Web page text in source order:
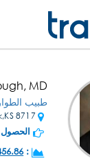
MD
طبيب
8717 W 110th St Ste 500,Overland Park,KS
الحصول
:
Miles